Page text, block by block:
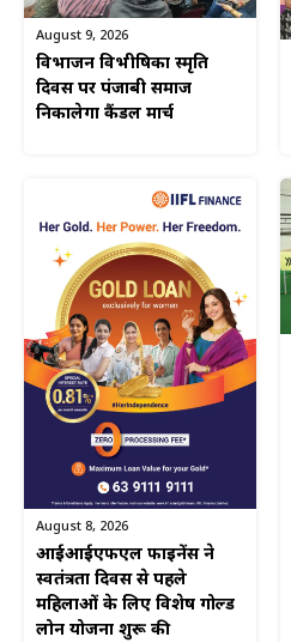
August 9, 2026
विभाजन विभीषिका स्मृति
दिवस पर पंजाबी समाज
निकालेगा कैंडल मार्च
August 8, 2026
आईआईएफएल फाइनेंस ने
स्वतंत्रता दिवस से पहले
महिलाओं के लिए विशेष गोल्ड
लोन योजना शुरू की